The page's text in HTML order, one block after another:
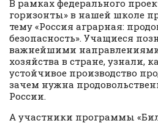
В рамках федерального
горизонты» в нашей школе
тему «Россия аграрная:
безопасность». Учащиеся
важнейшими направлениями
хозяйства в стране, узнали,
устойчивое производство
зачем нужна
России.
А участники программы